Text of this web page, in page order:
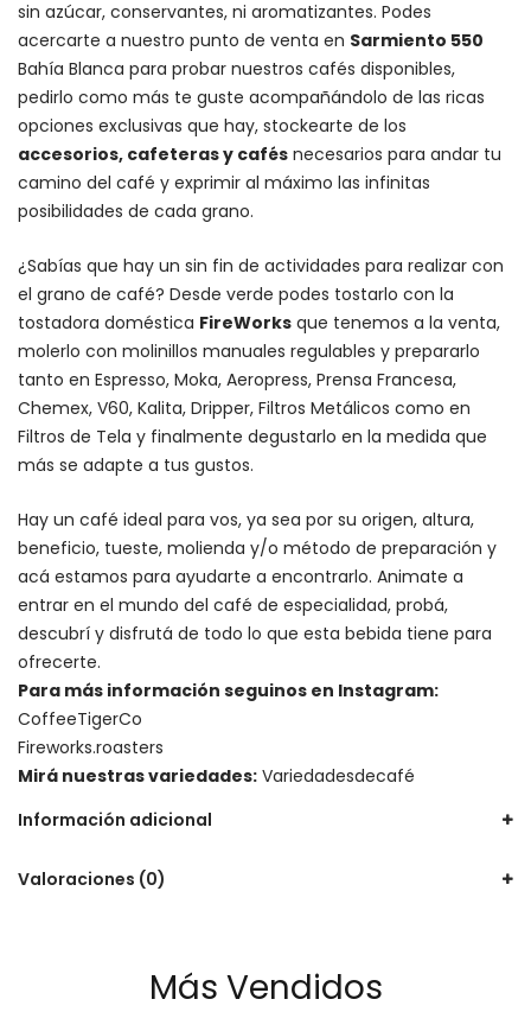
sin azúcar, conservantes, ni aromatizantes. Podes
acercarte a nuestro punto de venta en Sarmiento 550
Bahía Blanca para probar nuestros cafés disponibles,
pedirlo como más te guste acompañándolo de las ricas
opciones exclusivas que hay, stockearte de los
accesorios, cafeteras y cafés necesarios para andar tu
camino del café y exprimir al máximo las infinitas
posibilidades de cada grano.
¿Sabías que hay un sin fin de actividades para realizar con
el grano de café? Desde verde podes tostarlo con la
tostadora doméstica FireWorks que tenemos a la venta,
molerlo con molinillos manuales regulables y prepararlo
tanto en Espresso, Moka, Aeropress, Prensa Francesa,
Chemex, V60, Kalita, Dripper, Filtros Metálicos como en
Filtros de Tela y finalmente degustarlo en la medida que
más se adapte a tus gustos.
Hay un café ideal para vos, ya sea por su origen, altura,
beneficio, tueste, molienda y/o método de preparación y
acá estamos para ayudarte a encontrarlo. Animate a
entrar en el mundo del café de especialidad, probá,
descubrí y disfrutá de todo lo que esta bebida tiene para
ofrecerte.
Para más información seguinos en Instagram:
CoffeeTigerCo
Fireworks.roasters
Mirá nuestras variedades: Variedadesdecafé
Información adicional
Valoraciones (0)
Más Vendidos